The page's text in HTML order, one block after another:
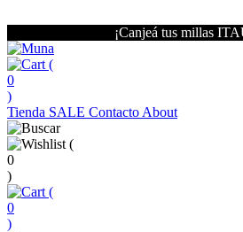
¡Canjeá tus millas
(
0
)
Tienda SALE Contacto About
(
0
)
(
0
)